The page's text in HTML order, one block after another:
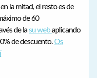
la mitad, el resto es de
de 60
de lasu webaplicando
de descuento.Os